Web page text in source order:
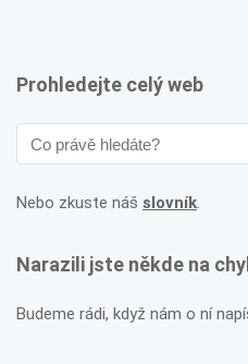
Prohledejte celý web
Nebo zkuste náš slovník.
Narazili jste někde na
Budeme rádi, když nám o ní